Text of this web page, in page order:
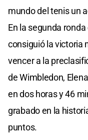
mundo del tenis un
En la segunda
consiguió la victoria
vencer a la
de Wimbledon,
en dos horas y 46
grabado en la
puntos.